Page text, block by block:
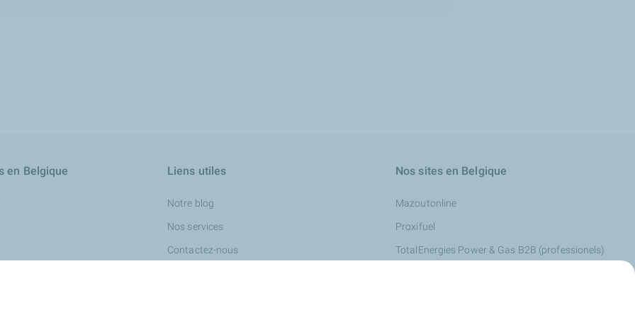
en Belgique Liens utiles
Notre blog
Nos services
Contactez-nous
Nos sites en Belgique
Mazoutonline
Proxifuel
TotalEnergies Power & Gas B2B (professionels)